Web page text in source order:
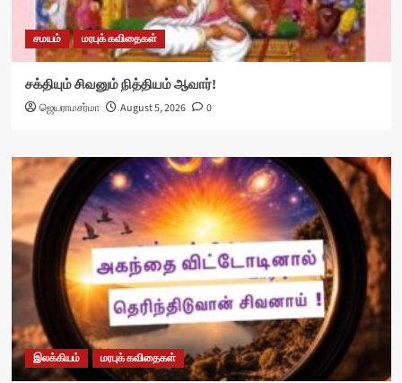
சமயம் மரபுக் கவிதைகள்
சக்தியும் சிவனும் நித்தியம் ஆவார்!
ஜெயராமசர்மா August 5, 2026 0
இலக்கியம் மரபுக் கவிதைகள்